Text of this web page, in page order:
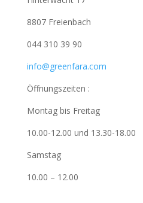
8807 Freienbach
044 310 39 90
info@greenfara.com
Öffnungszeiten :
Montag bis Freitag
10.00-12.00 und 13.30-18.00
Samstag
10.00 – 12.00